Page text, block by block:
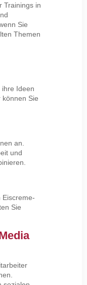
Trainings in
Sie
Themen
ihre Ideen
können Sie
an.
und
Eiscreme-
Sie